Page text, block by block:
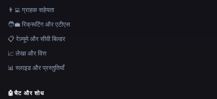
👨‍💻 ग्राहक सहेयता
🧑‍💼 रिक्रूटिंग और एटीएस
📋 रेज़्यूमे और सीवी बिल्डर
📈 लेखा और वित्त
📊 स्लाइड और प्रस्तुतियाँ
🤖चैट और शोध